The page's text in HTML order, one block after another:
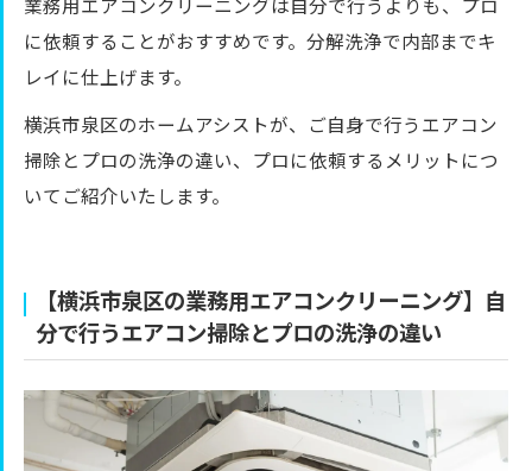
業務用エアコンクリーニングは自分で行うよりも、プロ
に依頼することがおすすめです。分解洗浄で内部までキ
レイに仕上げます。
横浜市泉区のホームアシストが、ご自身で行うエアコン
掃除とプロの洗浄の違い、プロに依頼するメリットにつ
いてご紹介いたします。
【横浜市泉区の業務用エアコンクリーニング】自
分で行うエアコン掃除とプロの洗浄の違い